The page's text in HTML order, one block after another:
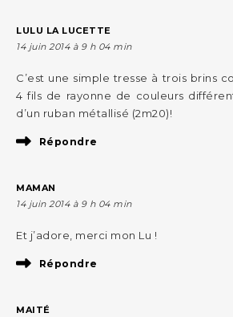
LULU LA LUCETTE
14 juin 2014 à 9 h 04 min
C’est une simple tresse à trois brins
4 fils de rayonne de couleurs
d’un ruban métallisé (2m20)!
Répondre
MAMAN
14 juin 2014 à 9 h 04 min
Et j’adore, merci mon Lu !
Répondre
MAITÉ